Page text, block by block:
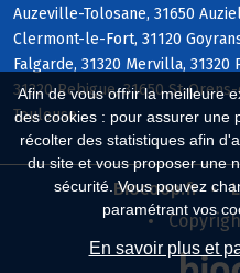
Afin de vous offrir la meilleure
des cookies : pour assurer une
récolter des statistiques afin
du site et vous proposer une
sécurité. Vous pouvez
paramétrant vos
En savoir plus et
Auzeville-Tolosane, 31650
Clermont-le-Fort, 31120
Falgarde, 31320 Mervilla, 31320
31320 Rebigue, 31650 St-
Toulouse
Biocoop.fr